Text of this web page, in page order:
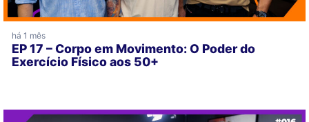
há 1 mês
EP 17 – Corpo em Movimento: O Poder do
Exercício Físico aos 50+